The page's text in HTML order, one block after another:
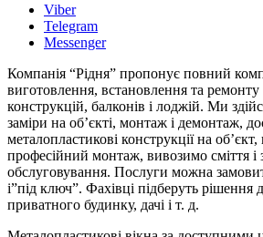
Viber
Telegram
Messenger
Компанія “Рідня” пропонує повний
виготовлення, встановлення та ремонту
конструкцій, балконів і лоджій. Ми
заміри на об’єкті, монтаж і демонтаж,
металопластикові конструкції на
професійний монтаж, вивозимо сміття і
обслуговування. Послуги можна
і”під ключ”. Фахівці підберуть рішення
приватного будинку, дачі і т. д.